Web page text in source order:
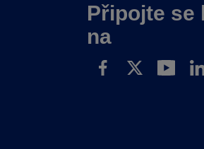
Připojte se
na